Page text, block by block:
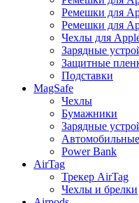
Ремешки для
Ремешки для
Чехлы для
Зарядные
Защитные
Подставки
MagSafe
Чехлы
Бумажники
Зарядные
Power Bank
AirTag
Трекер AirTag
Чехлы и брелки